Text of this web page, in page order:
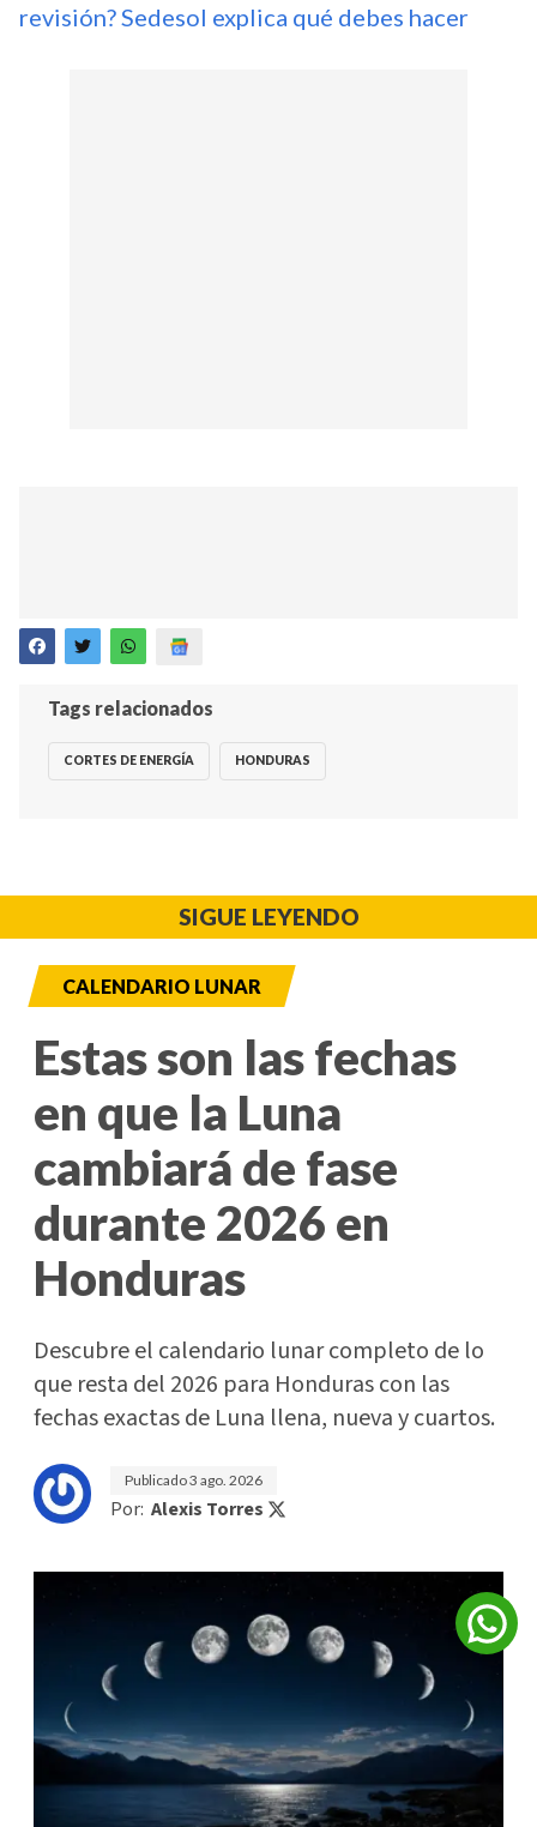
revisión? Sedesol explica qué debes hacer
Tags relacionados
CORTES DE ENERGÍA HONDURAS
SIGUE LEYENDO
CALENDARIO LUNAR
Estas son las fechas
en que la Luna
cambiará de fase
durante 2026 en
Honduras
Descubre el calendario lunar completo de lo
que resta del 2026 para Honduras con las
fechas exactas de Luna llena, nueva y cuartos.
Publicado3 ago. 2026
Por: Alexis Torres